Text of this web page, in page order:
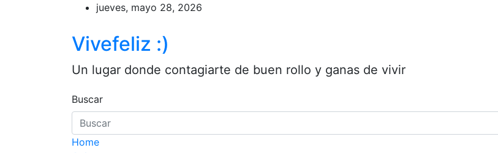
jueves, mayo 28, 2026
Vivefeliz :)
Un lugar donde contagiarte de buen rollo y ganas de vivir
Buscar
Home